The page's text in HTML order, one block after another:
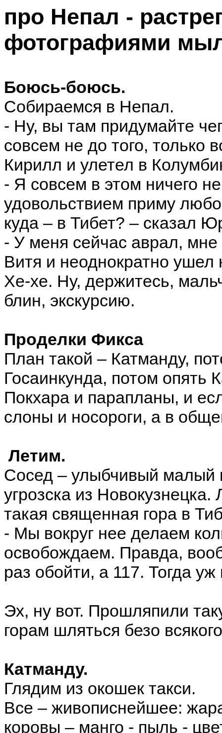
про Непал -
фотографиями
Боюсь-боюсь.
Собираемся в Непал.
- Ну, вы там придумайте
совсем не до того, только
Кирилл и улетел в
- Я совсем в этом ничего
удовольствием приму
куда – в Тибет? – сказал
- У меня сейчас аврал, мне
Витя и неоднократно ушел
Хе-хе. Ну, держитесь,
блин, экскурсию.
Проделки Фикса
План такой – Катманду,
Госаинкунда, потом опять
Покхара и парапланы, и
слоны и носороги, а в
Летим.
Сосед – улыбчивый малый
угрозска из
такая священная гора в
- Мы вокруг нее делаем
освобождаем. Правда,
раз обойти, а 117. Тогда
Эх, ну вот. Прошляпили
горам шляться безо
Катманду.
Глядим из окошек такси.
Все – живописнейшее:
коровы – манго - пыль -